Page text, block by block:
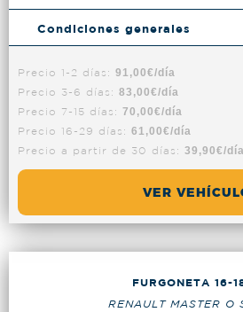
Condiciones generales
Precio 1-2 días: 91,00€/día
Precio 3-6 días: 83,00€/día
Precio 7-15 días: 70,00€/día
Precio 16-29 días: 61,00€/día
Precio a partir de 30 días: 39,90€/día
VER
FURGONETA 16-
RENAULT MASTER O